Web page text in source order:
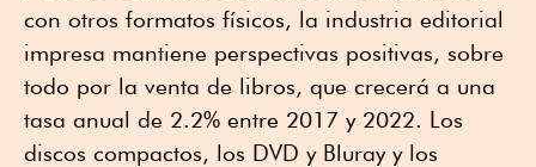
con otros formatos físicos, la industria editorial
impresa mantiene perspectivas positivas, sobre
todo por la venta de libros, que crecerá a una
tasa anual de 2.2% entre 2017 y 2022. Los
discos compactos, los DVD y Bluray y los